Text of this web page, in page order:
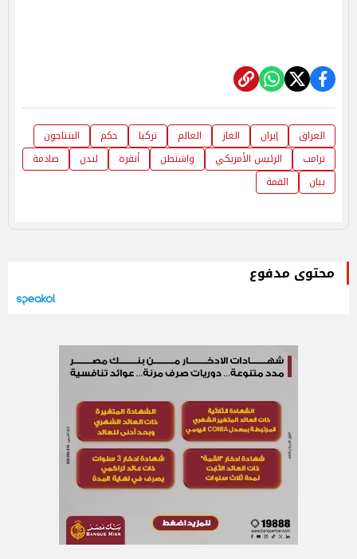
العراق إيران الغاز العالم تركيا حكم
البنتاجون
ترامب
الرئيس الأمريكي واشنطن أنقرة لندن
صادمة
بيان
القمة
محتوى مدفوع